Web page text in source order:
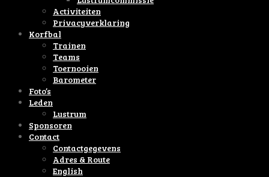
Activiteiten
Privacyverklaring
Korfbal
Trainen
Teams
Toernooien
Barometer
Foto’s
Leden
Lustrum
Sponsoren
Contact
Contactgegevens
Adres & Route
English